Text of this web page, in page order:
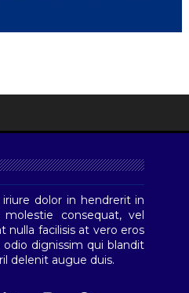
dolor in hendrerit in
consequat, vel
nulla facilisis at vero eros
dignissim qui blandit
delenit augue duis.